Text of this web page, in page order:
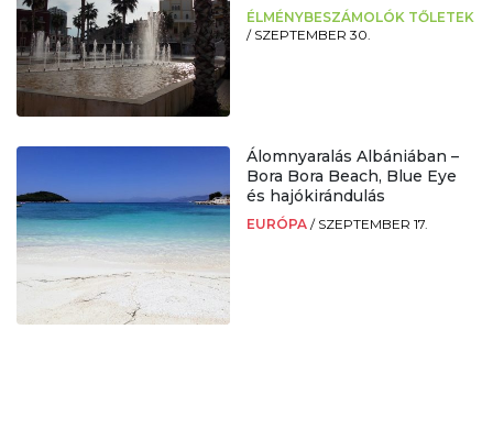
ÉLMÉNYBESZÁMOLÓK TŐLETEK
/ SZEPTEMBER 30.
Álomnyaralás Albániában –
Bora Bora Beach, Blue Eye
és hajókirándulás
EURÓPA / SZEPTEMBER 17.